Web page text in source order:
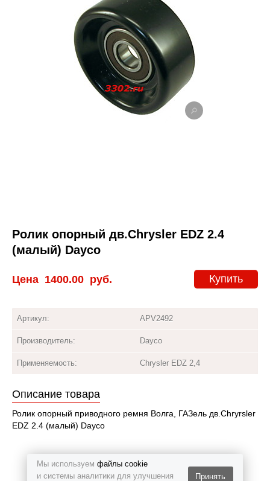
Мы используем файлы cookie
и системы аналитики для улучшения
Принять
Покупка и оплата
Ролик опорный дв.Chrysler EDZ 2.4
(малый) Dayco
Купить
Цена 1400.00 руб.
Артикул: APV2492
Производитель: Dayco
Применяемость: Chrysler EDZ 2,4
Описание товара
Ролик опорный приводного ремня Волга, ГАЗель дв.Chryrsler
EDZ 2.4 (малый) Dayco